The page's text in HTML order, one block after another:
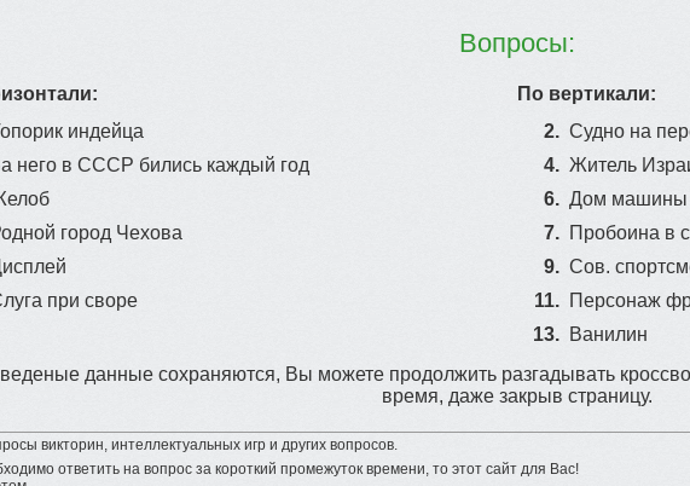
Вопросы:
индейца
него в СССР бились каждый год
город Чехова
при своре
По вертикали:
2. Судно на
4. Житель
6. Дом машины
7. Пробоина в
9. Coв.
11. Персонаж
13. Ванилин
данные сохраняются, Вы можете продолжить разгадывать
время, даже закрыв страницу.
викторин, интеллектуальных игр и других вопросов.
ответить на вопрос за короткий промежуток времени, то этот сайт для Вас!